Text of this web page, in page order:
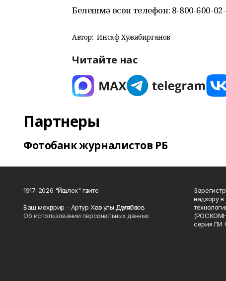
Белешмә өсөн телефон: 8-800-600-
Автор: Инсаф Хужабирганов
Читайте нас
Партнеры
Фотобанк журналистов РБ
1917-2026 "Йәшлек" гәзите
Баш мөхәррир - Артур Хәсән улы Дәүләтбәков
Об использовании персональных данных
надзору
серия ПИ